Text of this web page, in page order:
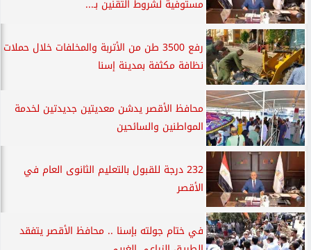
مستوفية لشروط التقنين بـ...
رفع 3500 طن من الأتربة والمخلفات خلال حملات
نظافة مكثفة بمدينة إسنا
محافظ الأقصر يدشن معديتين جديدتين لخدمة
المواطنين والسائحين
232 درجة للقبول بالتعليم الثانوى العام في
الأقصر
في ختام جولته بإسنا .. محافظ الأقصر يتفقد